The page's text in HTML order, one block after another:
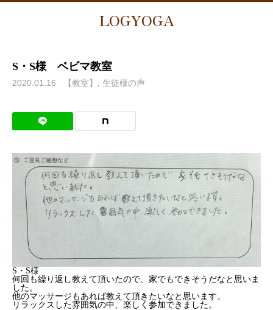
LOGYOGA
S・S様 ベビマ教室
2020.01.16 【教室】 生徒様の声
S・S様
何回も繰り返し教えて頂いたので、家でもできそうだなと思いま
した。
他のマッサージもあれば教えて頂きたいなと思います。
リラックスした雰囲気の中、楽しく参加できました。